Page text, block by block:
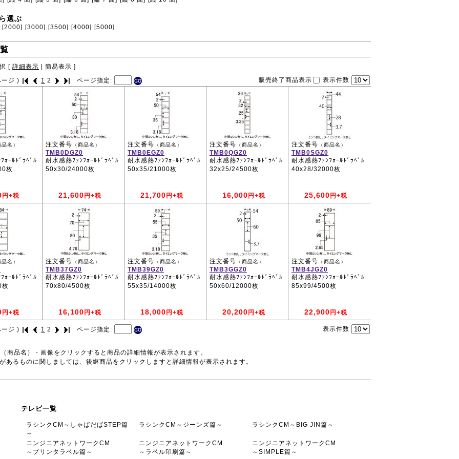
選ぶ
[2000] [3000] [3500] [4000] [5000]
[ 詳細表示 簡易表示 ]
ジ )
1 2 ページ指定: 販売終了商品表示 表示件数
名）
ｫｰﾙﾄﾞﾗﾍﾞﾙ
枚
円+税
注文番号 （商品名）
TMB0DGZ0
耐水感熱ﾌｧﾝﾌｫｰﾙﾄﾞﾗﾍﾞﾙ
50x30/24000枚
21,600 円+税
注文番号 （商品名）
TMB0EGZ0
耐水感熱ﾌｧﾝﾌｫｰﾙﾄﾞﾗﾍﾞﾙ
50x35/21000枚
21,700 円+税
注文番号 （商品名）
TMB0QGZ0
耐水感熱ﾌｧﾝﾌｫｰﾙﾄﾞﾗﾍﾞﾙ
32x25/24500枚
16,000 円+税
注文番号 （商品名）
TMB0SGZ0
耐水感熱ﾌｧﾝﾌｫｰﾙﾄﾞﾗﾍﾞﾙ
40x28/32000枚
25,600 円+税
名）
ｫｰﾙﾄﾞﾗﾍﾞﾙ
円+税
注文番号 （商品名）
TMB37GZ0
耐水感熱ﾌｧﾝﾌｫｰﾙﾄﾞﾗﾍﾞﾙ
70x80/4500枚
16,100 円+税
注文番号 （商品名）
TMB39GZ0
耐水感熱ﾌｧﾝﾌｫｰﾙﾄﾞﾗﾍﾞﾙ
55x35/14000枚
18,000 円+税
注文番号 （商品名）
TMB3GGZ0
耐水感熱ﾌｧﾝﾌｫｰﾙﾄﾞﾗﾍﾞﾙ
50x60/12000枚
20,200 円+税
注文番号 （商品名）
TMB4JGZ0
耐水感熱ﾌｧﾝﾌｫｰﾙﾄﾞﾗﾍﾞﾙ
85x99/4500枚
22,900 円+税
ジ ) 1 2 ページ指定: 表示件数
商品名）・画像をクリックすると商品の詳細情報が表示されます。
あるものに関しましては、後継商品をクリックしますと詳細情報が表示されます。
テレビ一覧
ラシンクCM～しゃばだばSTEP篇
～
ラシンクCM～ジーンズ篇～ ラシンクCM～BIG JIN篇～
ニンジニアネットワークCM
～プリンタラベル篇～
ニンジニアネットワークCM
～ラベル印刷篇～
ニンジニアネットワークCM
～SIMPLE篇～